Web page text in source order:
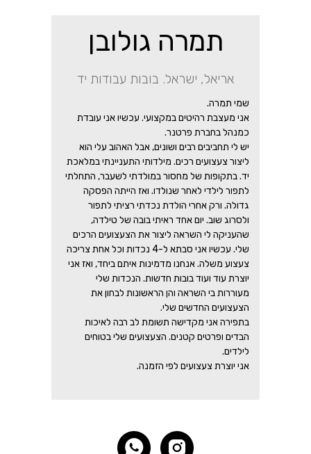
תמרה גולובן
אריאל, ישראל. בובות עבודות יד
שמי תמרה.
אני מעצבת רהיטים במקצועי. עכשיו אני עובדת
כמנהל בחברת פרטנר.
יש לי תחביבים רבים ושונים, אבל האהוב עלי הוא
ליצור צעצועים רכים. מילדותי התעניינתי במלאכת
יד. בתקופות של מחסור במולדתי לשעבר, התחלתי
לתפור לילדי לאחר שנולדו. ואז הייתה הפסקה
גדולה. ורק אחרי הולדת נכדתי רציתי לתפור
ולסרוג שוב. יום אחד ראיתי בובה של טילדה,
שהעניקה לי השראה ליצור את הצעצועים הרכים
שלי. עכשיו אני סבתא ל-4 נכדות וכל אחת צריכה
צעצוע משלה. אנחנו מדמינות איתם ביחד, ואז אני
יוצרת עוד ועוד בובות חדשות. הנכדות שלי
מעוררות בי השראה והן הראשונות לבחון את
הצעצועים החדשים שלי.
בתפירה אני מקדישה תשומת לב רבה לאיכות
הבדים ופרטים קטנים. הצעצועים שלי בטוחים
לילדים.
אני יוצרת צעצועים לפי הזמנה.